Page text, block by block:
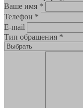
Ваше имя *
Телефон *
E-mail
Тип обращения *